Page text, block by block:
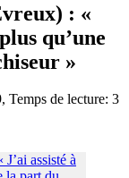
: «
qu’une
»
, Temps de lecture: 3